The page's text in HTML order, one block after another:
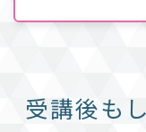
受講後も